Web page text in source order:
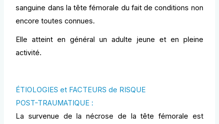
sanguine dans la tête fémorale du fait de conditions non
encore toutes connues.
Elle atteint en général un adulte jeune et en pleine
activité.
ÉTIOLOGIES et FACTEURS de RISQUE
POST-TRAUMATIQUE :
La survenue de la nécrose de la tête fémorale est